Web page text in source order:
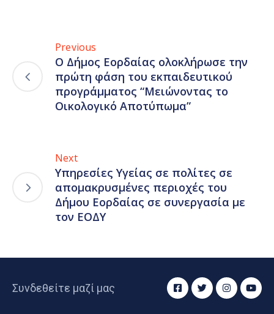
Previous
Ο Δήμος Εορδαίας ολοκλήρωσε την
πρώτη φάση του εκπαιδευτικού
προγράμματος “Μειώνοντας το
Οικολογικό Αποτύπωμα”
Next
Υπηρεσίες Υγείας σε πολίτες σε
απομακρυσμένες περιοχές του
Δήμου Εορδαίας σε συνεργασία με
τον ΕΟΔΥ
Συνδεθείτε μαζί μας